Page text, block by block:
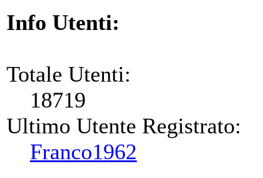
Info Utenti:
Totale Utenti:
18719
Ultimo Utente Registrato:
Franco1962